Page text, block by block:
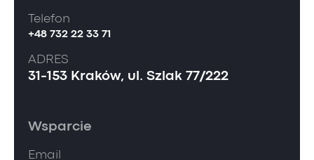
Telefon
+48 732 22 33 71
ADRES
31-153 Kraków, ul. Szlak 77/222
Wsparcie
Email